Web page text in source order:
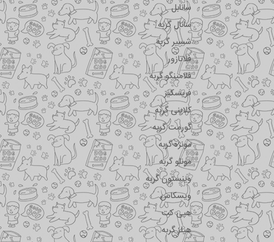
سانابل
سانال گربه
شسیر گربه
فلاتازور
فلامینگو گربه
فریسکیز
کلاینی گربه
گورمت گربه
مونژه گربه
مونلو گربه
وینستون گربه
ویسکاس
هپی کت
هیلز گربه